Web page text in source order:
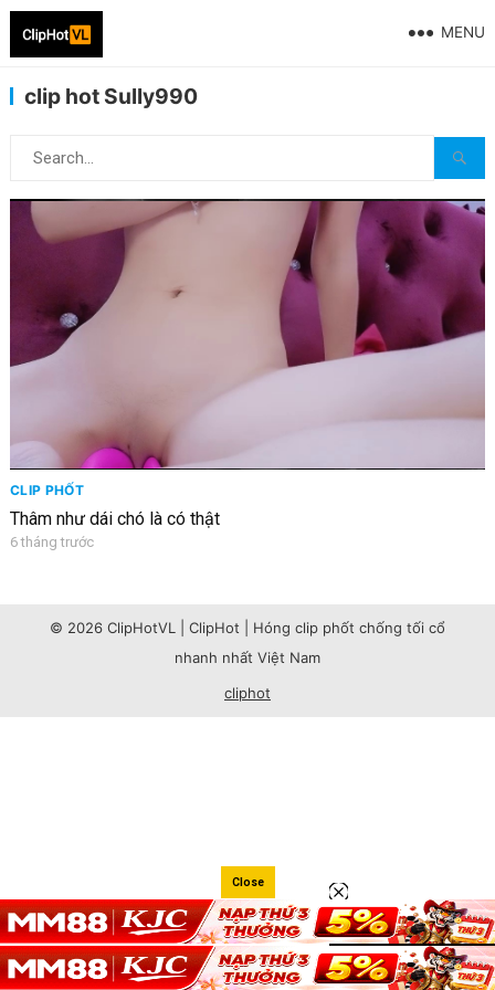
MENU
clip hot Sully990
CLIP PHỐT
Thâm như dái chó là có thật
6 tháng trước
© 2026 ClipHotVL | ClipHot | Hóng clip phốt chống tối cổ
nhanh nhất Việt Nam
cliphot
Close